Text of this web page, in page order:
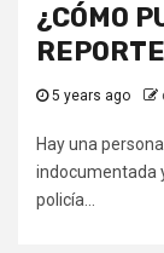
¿CÓMO
5 years ago
Hay una
indocumentada
policía...